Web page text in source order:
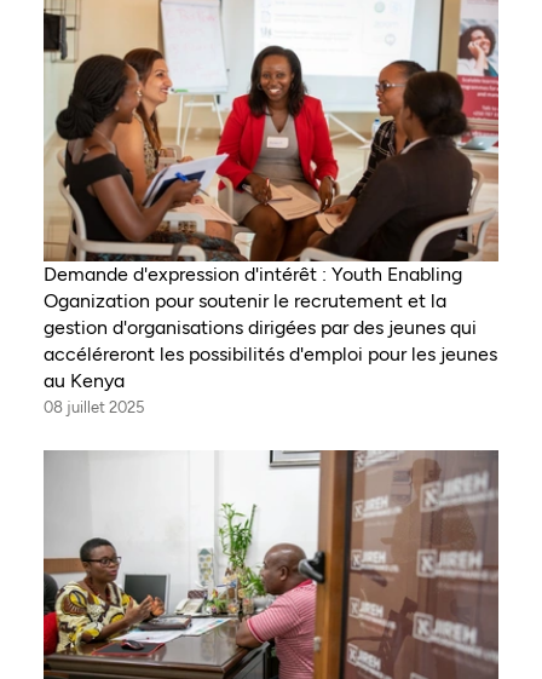
Demande d'expression d'intérêt : Youth Enabling
Oganization pour soutenir le recrutement et la
gestion d'organisations dirigées par des jeunes qui
accéléreront les possibilités d'emploi pour les jeunes
au Kenya
08 juillet 2025